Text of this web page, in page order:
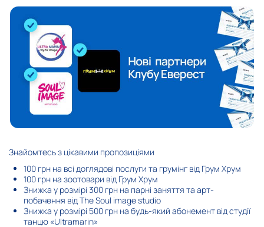
Знайомтесь з цікавими пропозиціями
100 грн на всі доглядові послуги та грумінг від Грум Хрум
100 грн на зоотовари від Грум Хрум
Знижка у розмірі 300 грн на парні заняття та арт-
побачення від The Soul image studio
Знижка у розмірі 500 грн на будь-який абонемент від студії
танцю «Ultramarin»